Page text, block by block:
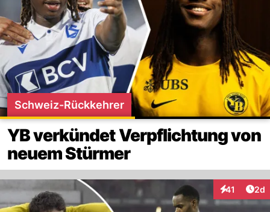
Schweiz-Rückkehrer
YB verkündet Verpflichtung von
neuem Stürmer
41
Interaktionen
2d